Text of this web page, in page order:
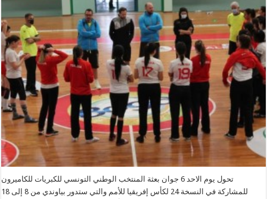
تحول يوم الاحد 6 جوان بعثة المنتخب الوطني التونسي للكبريات للكاميرون
للمشاركة في النسخة 24 لكأس إفريقيا للأمم والتي ستدور بياوندي من 8 إلى 18